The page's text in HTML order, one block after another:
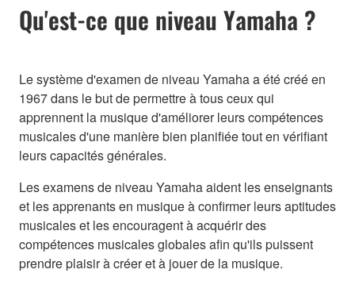
Qu'est-ce que niveau Yamaha ?
Le système d'examen de niveau Yamaha a été créé en
1967 dans le but de permettre à tous ceux qui
apprennent la musique d'améliorer leurs compétences
musicales d'une manière bien planifiée tout en vérifiant
leurs capacités générales.
Les examens de niveau Yamaha aident les enseignants
et les apprenants en musique à confirmer leurs aptitudes
musicales et les encouragent à acquérir des
compétences musicales globales afin qu'ils puissent
prendre plaisir à créer et à jouer de la musique.